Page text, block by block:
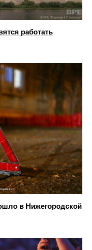
работать
в Нижегородской